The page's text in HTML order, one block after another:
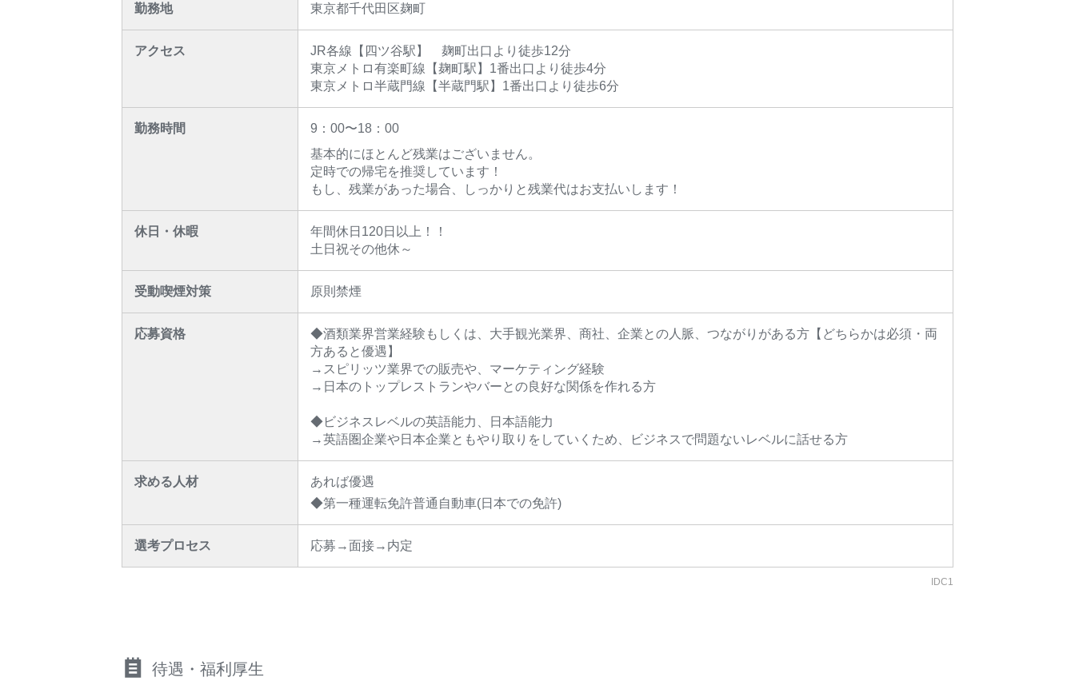
勤務地 東京都千代田区麹町
アクセス
JR各線【四ツ谷駅】 麹町出口より徒歩12分
東京メトロ有楽町線【麹町駅】1番出口より徒歩4分
東京メトロ半蔵門線【半蔵門駅】1番出口より徒歩6分
勤務時間
9：00〜18：00
基本的にほとんど残業はございません。
定時での帰宅を推奨しています！
もし、残業があった場合、しっかりと残業代はお支払いします！
休日・休暇
年間休日120日以上！！
土日祝その他休～
受動喫煙対策 原則禁煙
応募資格
◆酒類業界営業経験もしくは、大手観光業界、商社、企業との人脈、つながりがある方【どちらかは必須・両
方あると優遇】
→スピリッツ業界での販売や、マーケティング経験
→日本のトップレストランやバーとの良好な関係を作れる方
◆ビジネスレベルの英語能力、日本語能力
→英語圏企業や日本企業ともやり取りをしていくため、ビジネスで問題ないレベルに話せる方
求める人材
あれば優遇
◆第一種運転免許普通自動車(日本での免許)
選考プロセス 応募→面接→内定
IDC1
待遇・福利厚生